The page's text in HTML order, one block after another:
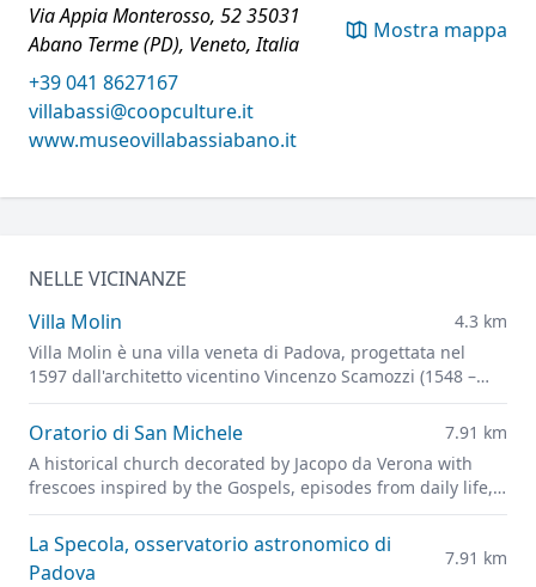
Via Appia Monterosso, 52 35031
Abano Terme (PD), Veneto, Italia
Mostra mappa
+39 041 8627167
villabassi@coopculture.it
www.museovillabassiabano.it
NELLE VICINANZE
Villa Molin
4.3 km
Villa Molin è una villa veneta di Padova, progettata nel
1597 dall'architetto vicentino Vincenzo Scamozzi (1548 –
1616), architetto, scenografo, trattatista di ampia cultura
operante a Vicenza e nell'area veneziana, dove fu la figura
più importante tra Andrea Palladio e Baldassare Longhena.
Oratorio di San Michele
7.91 km
A historical church decorated by Jacopo da Verona with
frescoes inspired by the Gospels, episodes from daily life,
and portraits of leading figures of fourteenth-century
Padua
La Specola, osservatorio astronomico di
Padova
7.91 km